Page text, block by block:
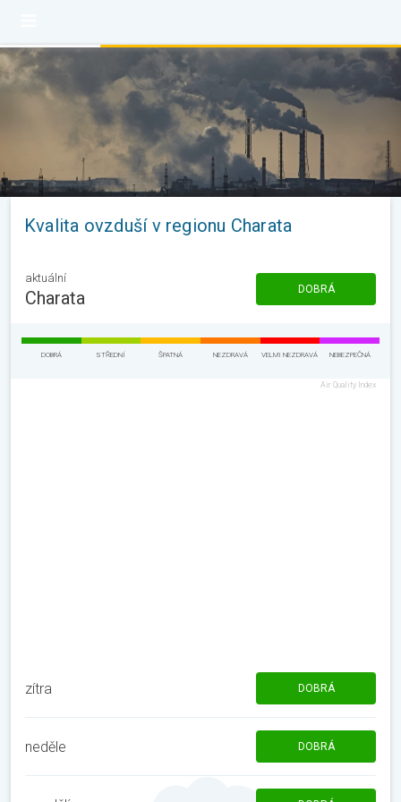
Kvalita ovzduší v regionu Charata
aktuální
Charata DOBRÁ
DOBRÁ STŘEDNÍ ŠPATNÁ NEZDRAVÁ VELMI NEZDRAVÁ NEBEZPEČNÁ
Air Quality Index
zítra DOBRÁ
neděle DOBRÁ